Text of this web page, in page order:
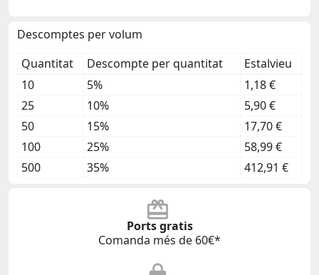
Descomptes per volum
Quantitat
Descompte per quantitat
Estalvieu
10
5%
1,18 €
25
10%
5,90 €
50
15%
17,70 €
100
25%
58,99 €
500
35% 412,91 €
Ports gratis
Comanda més de 60€*